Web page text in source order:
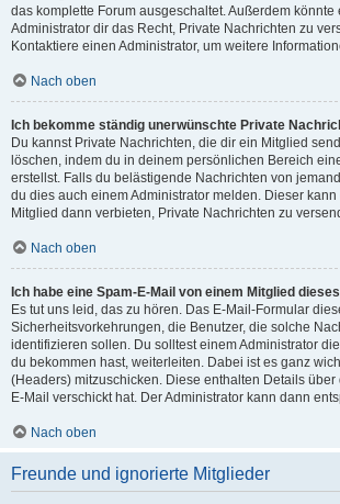
das komplette Forum ausgeschaltet. Außerdem könnte
Administrator dir das Recht, Private Nachrichten zu
Kontaktiere einen Administrator, um weitere
Nach oben
Ich bekomme ständig unerwünschte Private
Du kannst Private Nachrichten, die dir ein Mitglied
löschen, indem du in deinem persönlichen Bereich
erstellst. Falls du belästigende Nachrichten von
du dies auch einem Administrator melden. Dieser
Mitglied dann verbieten, Private Nachrichten zu
Nach oben
Ich habe eine Spam-E-Mail von einem Mitglied
Es tut uns leid, das zu hören. Das E-Mail-Formular
Sicherheitsvorkehrungen, die Benutzer, die solche
identifizieren sollen. Du solltest einem Administrator
du bekommen hast, weiterleiten. Dabei ist es ganz
(Headers) mitzuschicken. Diese enthalten Details über
E-Mail verschickt hat. Der Administrator kann dann
Nach oben
Freunde und ignorierte Mitglieder